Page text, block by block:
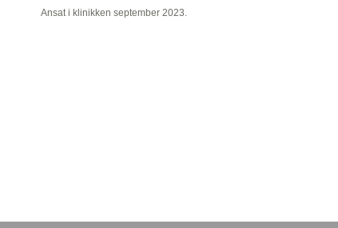
Ansat i klinikken september 2023.